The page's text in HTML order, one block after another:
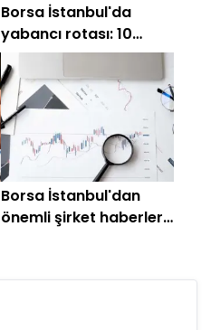
Borsa İstanbul'da
yabancı rotası: 10
gündür kesintisiz
alanlar ve kaçanlar!
Borsa İstanbul'dan
önemli şirket haberleri